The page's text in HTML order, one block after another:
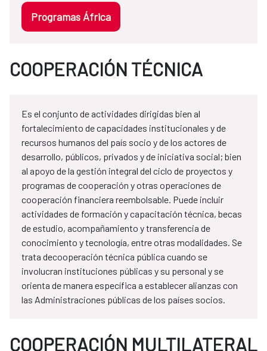
Programas África
COOPERACIÓN TÉCNICA
Es el conjunto de actividades dirigidas bien al
fortalecimiento de capacidades institucionales y de
recursos humanos del país socio y de los actores de
desarrollo, públicos, privados y de iniciativa social; bien
al apoyo de la gestión integral del ciclo de proyectos y
programas de cooperación y otras operaciones de
cooperación financiera reembolsable. Puede incluir
actividades de formación y capacitación técnica, becas
de estudio, acompañamiento y transferencia de
conocimiento y tecnología, entre otras modalidades. Se
trata decooperación técnica pública cuando se
involucran instituciones públicas y su personal y se
orienta de manera específica a establecer alianzas con
las Administraciones públicas de los países socios.
COOPERACIÓN MULTILATERAL